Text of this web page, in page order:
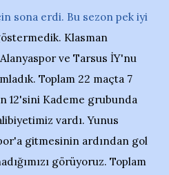
sona erdi. Bu sezon pek iyi
Klasman
ve Tarsus İY'nu
Toplam 22 maçta 7
12'sini Kademe grubunda
vardı. Yunus
gitmesinin ardından gol
görüyoruz. Toplam